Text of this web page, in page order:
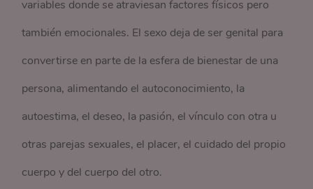
variables donde se atraviesan factores físicos pero
también emocionales. El sexo deja de ser genital para
convertirse en parte de la esfera de bienestar de una
persona, alimentando el autoconocimiento, la
autoestima, el deseo, la pasión, el vínculo con otra u
otras parejas sexuales, el placer, el cuidado del propio
cuerpo y del cuerpo del otro.